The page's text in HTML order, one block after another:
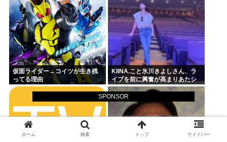
SPONSOR
仮面ライダー←コイツが生き残
ってる理由
KIINA.こと氷川きよしさん、ラ
イブを前に興奮が高まりあたシ
コ欲全開www
ホーム 検索 トップ サイドバー